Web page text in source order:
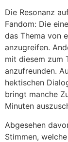
Die Resonanz
Fandom: Die
das Thema von
anzugreifen.
mit diesem zum
anzufreunden.
hektischen
bringt manche
Minuten
Abgesehen
Stimmen,